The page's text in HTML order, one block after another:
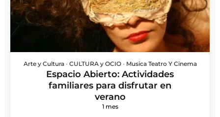
Arte y Cultura • CULTURA y OCIO • Musica Teatro Y Cinema
Espacio Abierto: Actividades
familiares para disfrutar en
verano
1 mes